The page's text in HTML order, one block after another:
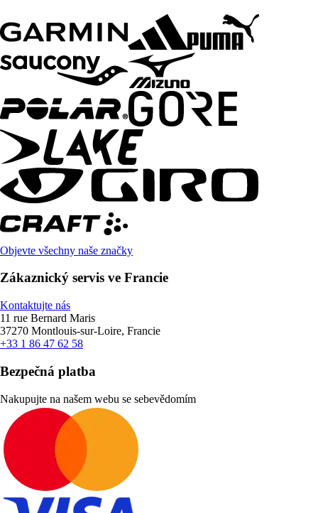
Objevte všechny naše značky
Zákaznický servis ve Francie
Kontaktujte nás
11 rue Bernard Maris
37270 Montlouis-sur-Loire, Francie
+33 1 86 47 62 58
Bezpečná platba
Nakupujte na našem webu se sebevědomím